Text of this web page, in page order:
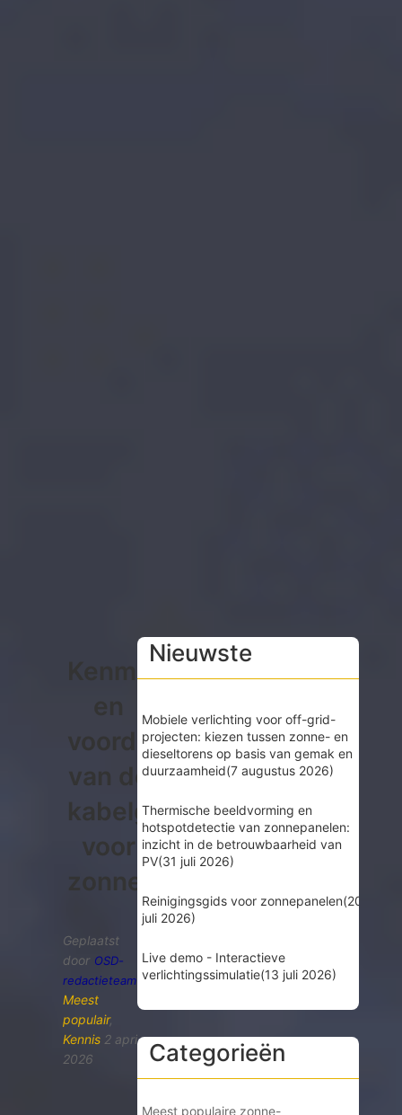
Kenmerken
en
voordelen
van de
kabelgesp
voor
zonnepanelen
Geplaatst
door OSD-
redactieteam
Meest
populair,
Kennis 2 april
2026
Nieuwste
Mobiele verlichting voor off-grid-
projecten: kiezen tussen zonne- en
dieseltorens op basis van gemak en
duurzaamheid(7 augustus 2026)
Thermische beeldvorming en
hotspotdetectie van zonnepanelen:
inzicht in de betrouwbaarheid van
PV(31 juli 2026)
Reinigingsgids voor zonnepanelen(20
juli 2026)
Live demo - Interactieve
verlichtingssimulatie(13 juli 2026)
Categorieën
Meest populaire zonne-